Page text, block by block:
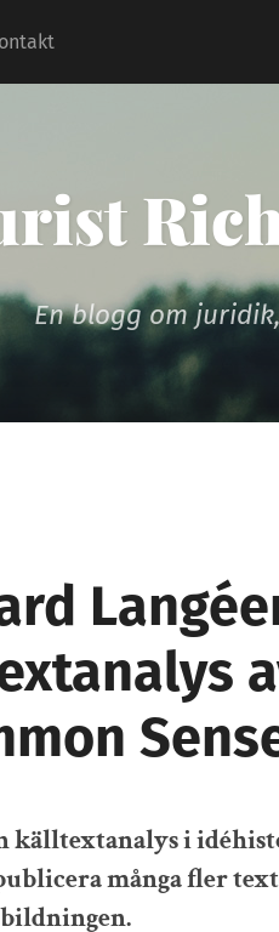
En blogg om
källtextanalys i
många fler